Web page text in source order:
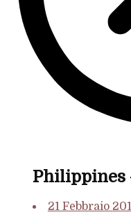
Philippines
21 Febbraio